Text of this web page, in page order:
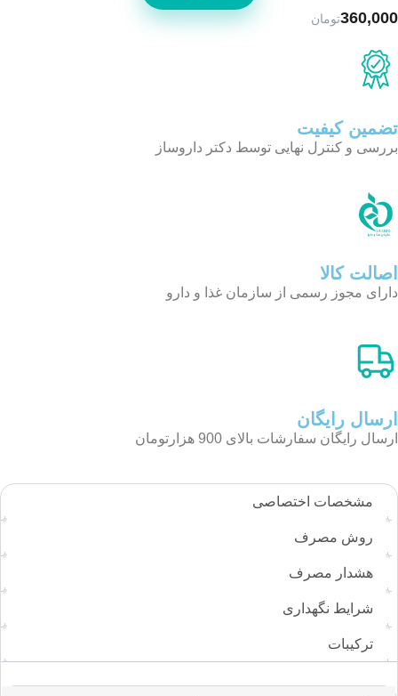
360,000تومان
تضمین کیفیت
بررسی و کنترل نهایی توسط دکتر داروساز
اصالت کالا
دارای مجوز رسمی از سازمان غذا و دارو
ارسال رایگان
ارسال رایگان سفارشات بالای 900 هزارتومان
مشخصات اختصاصی
روش مصرف
هشدار مصرف
شرایط نگهداری
ترکیبات